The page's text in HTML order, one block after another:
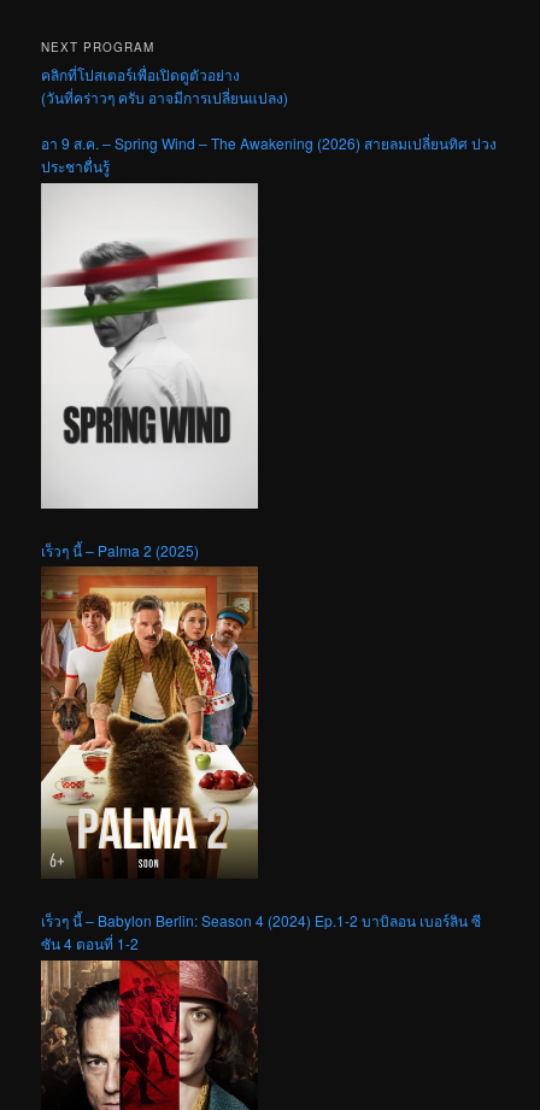
NEXT PROGRAM
คลิกที่โปสเตอร์เพื่อเปิดดูตัวอย่าง
(วันที่คร่าวๆ ครับ อาจมีการเปลี่ยนแปลง)
อา 9 ส.ค. – Spring Wind – The Awakening (2026) สายลมเปลี่ยนทิศ ปวง
ประชาตื่นรู้
เร็วๆ นี้ – Palma 2 (2025)
เร็วๆ นี้ – Babylon Berlin: Season 4 (2024) Ep.1-2 บาบิลอน เบอร์ลิน ซี
ซัน 4 ตอนที่ 1-2